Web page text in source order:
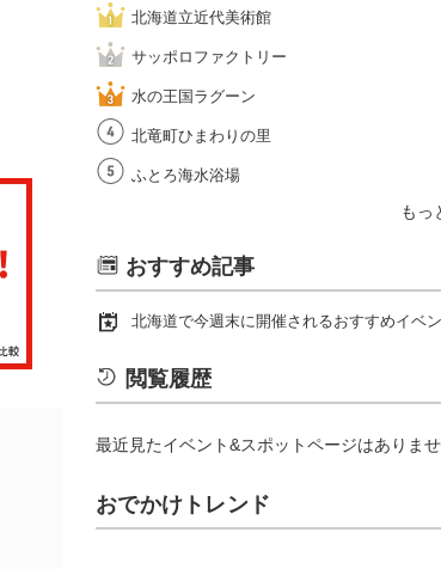
北海道立近代美術館
サッポロファクトリー
水の王国ラグーン
北竜町ひまわりの里
ふとろ海水浴場
もっ
おすすめ記事
北海道で今週末に開催されるおすすめイベ
閲覧履歴
最近見たイベント&スポットページはありませ
おでかけトレンド